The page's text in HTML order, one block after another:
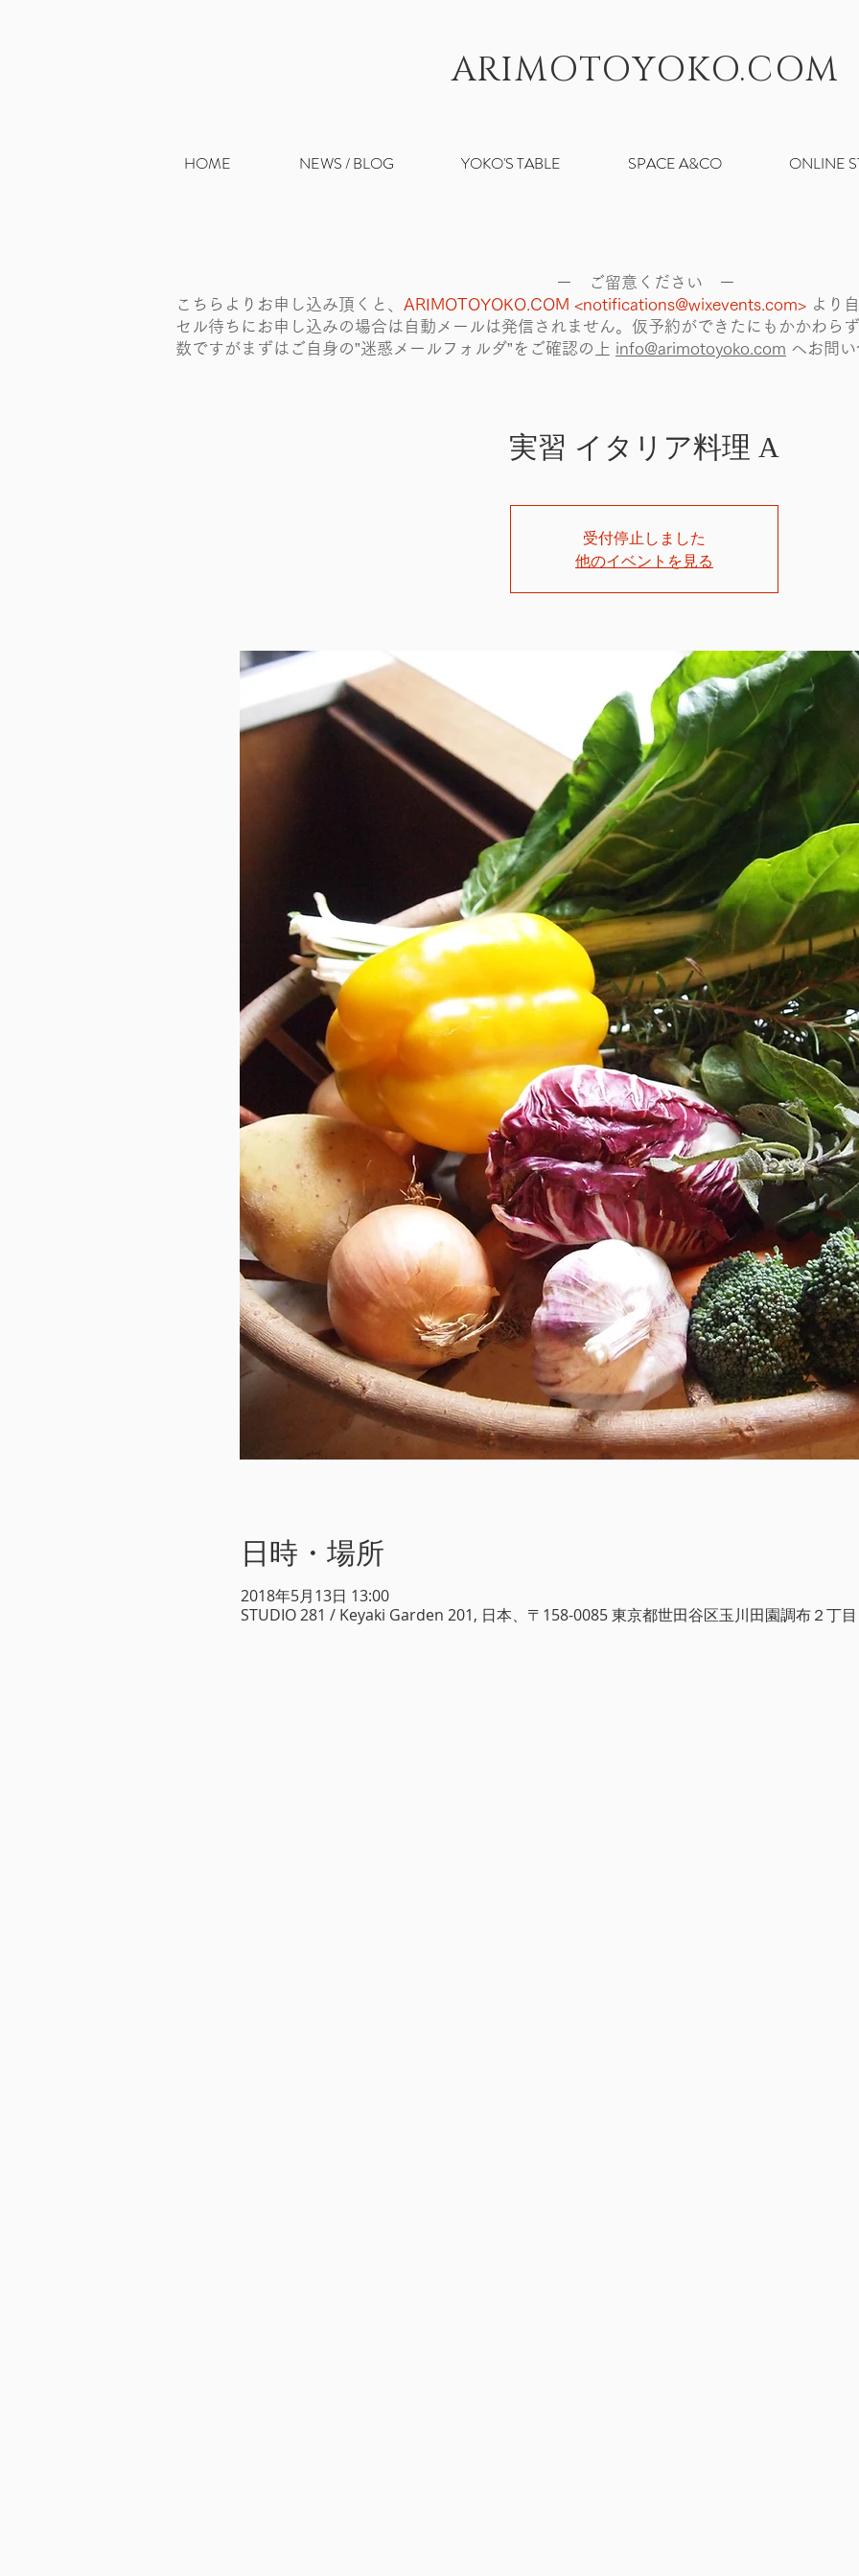
ARIMOTOYOKO.COM
HOME NEWS / BLOG YOKO'S TABLE SPACE A&CO ONLINE
ー ご留意ください ー
こちらよりお申し込み頂くと、 ARIMOTOYOKO.COM <notifications@wixevents.com> より
セル待ちにお申し込みの場合は自動メールは発信されません。仮予約ができたにもかかわら
数ですがまずはご自身の”迷惑メールフォルダ”をご確認の上 info@arimotoyoko.com へお問
実習 イタリア料理 A
受付停止しました
他のイベントを見る
日時・場所
2018年5月13日 13:00
STUDIO 281 / Keyaki Garden 201, 日本、〒158-0085 東京都世田谷区玉川田園調布２丁